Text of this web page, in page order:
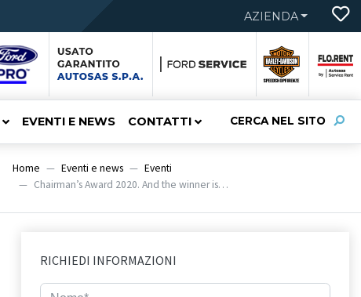
AZIENDA
CERCA NEL SITO
EVENTI E NEWS CONTATTI
Home Eventi e news
Eventi
Chairman’s Award 2020. And the winner is…
RICHIEDI INFORMAZIONI